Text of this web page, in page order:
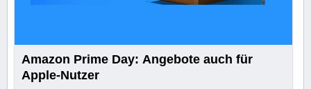
Amazon Prime Day: Angebote auch für
Apple-Nutzer